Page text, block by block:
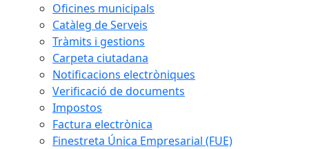
Oficines municipals
Catàleg de Serveis
Tràmits i gestions
Carpeta ciutadana
Notificacions electròniques
Verificació de documents
Impostos
Factura electrònica
Finestreta Única Empresarial (FUE)